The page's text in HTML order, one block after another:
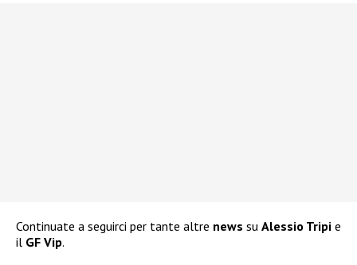
Continuate a seguirci per tante altre news su Alessio Tripi e
il GF Vip.